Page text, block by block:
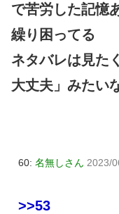
で苦労した記憶
繰り困ってる
ネタバレは見た
大丈夫」みたい
60: 名無しさん 2023/
>>53